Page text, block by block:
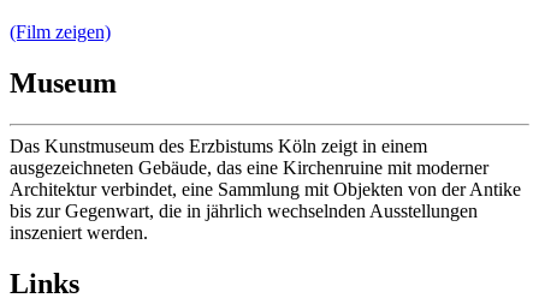
(Film zeigen)
Museum
Das Kunstmuseum des Erzbistums Köln zeigt in einem
ausgezeichneten Gebäude, das eine Kirchenruine mit moderner
Architektur verbindet, eine Sammlung mit Objekten von der Antike
bis zur Gegenwart, die in jährlich wechselnden Ausstellungen
inszeniert werden.
Links